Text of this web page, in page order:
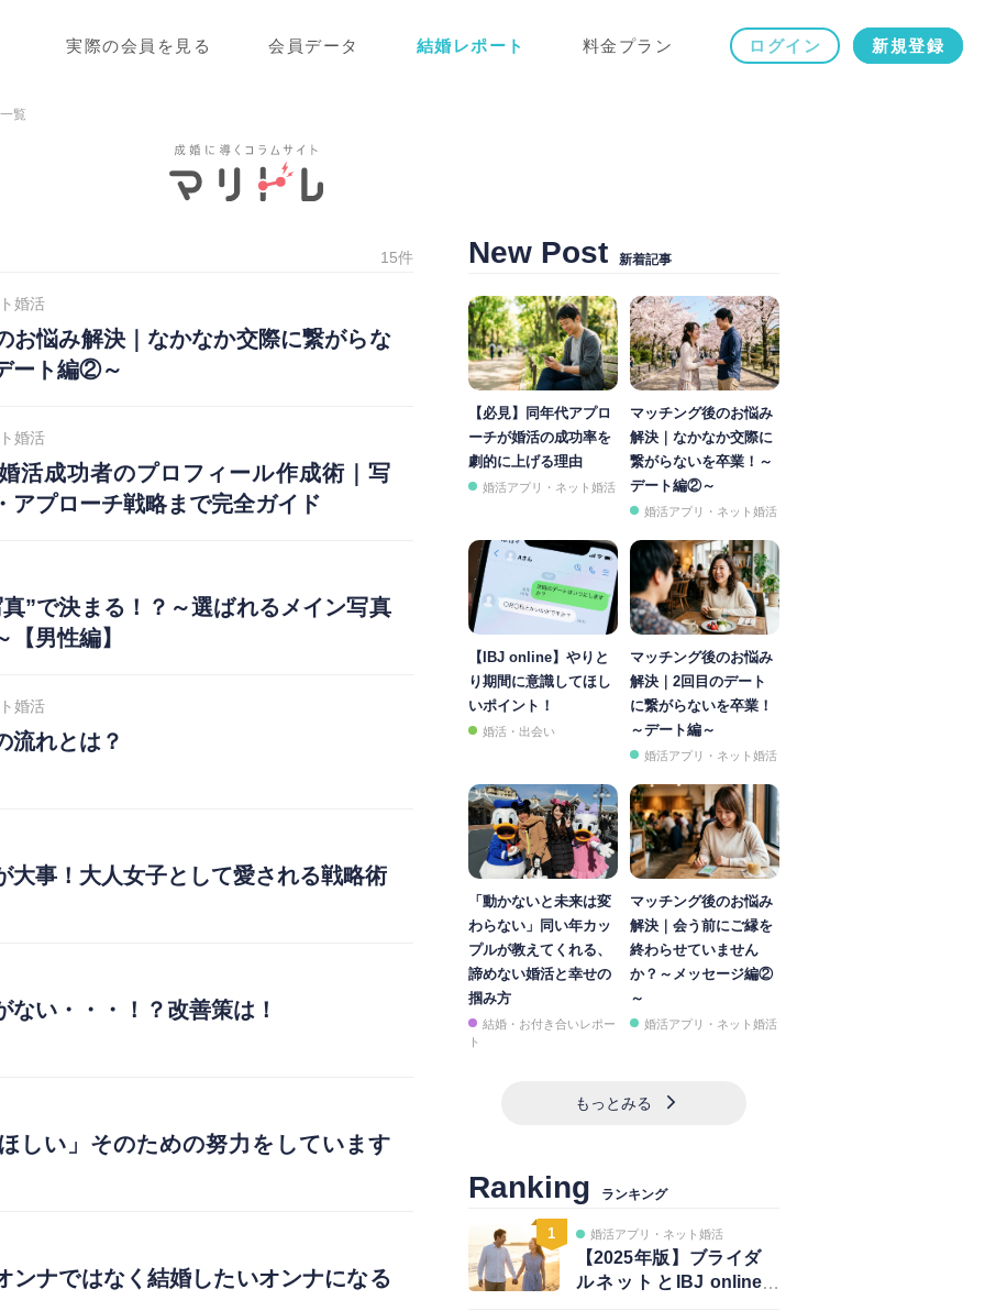
実際の会員を見る 会員データ 結婚レポート 料金プラン ログイン 新規登録
覧
15件
婚活
お悩み解決｜なかなか交際に繋がらな
ート編②～
婚活
活成功者のプロフィール作成術｜写
アプローチ戦略まで完全ガイド
”で決まる！？～選ばれるメイン写真
【男性編】
婚活
流れとは？
大事！大人女子として愛される戦略術
ない・・・！？改善策は！
しい」そのための努力をしています
ンナではなく結婚したいオンナになる
New Post 新着記事
【必見】同年代アプロ
ーチが婚活の成功率を
劇的に上げる理由
婚活アプリ・ネット婚活
マッチング後のお悩み
解決｜なかなか交際に
繋がらないを卒業！～
デート編②～
婚活アプリ・ネット婚活
【IBJ online】やりと
り期間に意識してほし
いポイント！
婚活・出会い
マッチング後のお悩み
解決｜2回目のデート
に繋がらないを卒業！
～デート編～
婚活アプリ・ネット婚活
「動かないと未来は変
わらない」同い年カッ
プルが教えてくれる、
諦めない婚活と幸せの
掴み方
結婚・お付き合いレポー
ト
マッチング後のお悩み
解決｜会う前にご縁を
終わらせていません
か？～メッセージ編②
～
婚活アプリ・ネット婚活
もっとみる
Ranking ランキング
1 婚活アプリ・ネット婚活
【2025年版】ブライダ
ルネットとIBJ online